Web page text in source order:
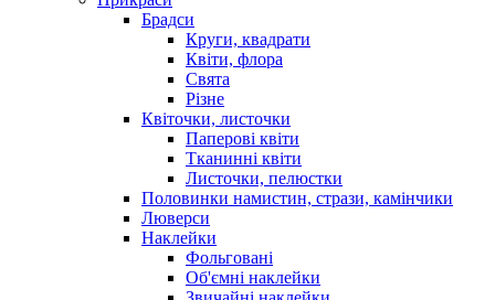
Брадси
Круги, квадрати
Квіти, флора
Свята
Різне
Квіточки, листочки
Паперові квіти
Тканинні квіти
Листочки, пелюстки
Половинки намистин, стрази, камінчики
Люверси
Наклейки
Фольговані
Об'ємні наклейки